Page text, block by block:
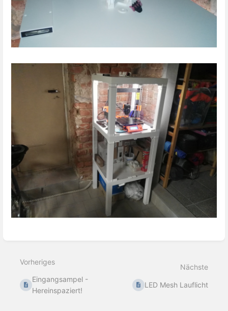
Vorheriges
Eingangsampel -
Hereinspaziert!
Nächste
LED Mesh Lauflicht